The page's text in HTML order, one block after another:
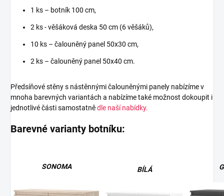
1 ks – botník 100 cm,
2 ks - věšáková deska 50 cm (6 věšáků),
10 ks – čalouněný panel 50x30 cm,
2 ks – čalouněný panel 50x40 cm.
Předsíňové stěny s nástěnnými čalouněnými panely nabízíme v
mnoha barevných variantách a nabízíme také možnost dokoupit i
jednotlivé části samostatnědle naší nabídky.
Barevné varianty botníku:
SONOMA BÍLÁ